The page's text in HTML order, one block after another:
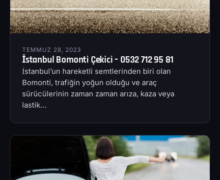
TEMMUZ 28, 2023
İstanbul Bomonti Çekici – 0532 712 95 81
İstanbul’un hareketli semtlerinden biri olan
Bomonti, trafiğin yoğun olduğu ve araç
sürücülerinin zaman zaman arıza, kaza veya
lastik…